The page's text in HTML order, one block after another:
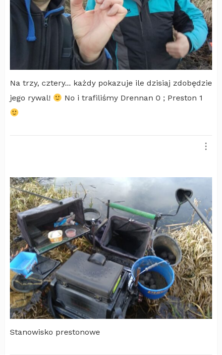
Na trzy, cztery... każdy pokazuje ile dzisiaj zdobędzie
jego rywal!
No i trafiliśmy Drennan 0 ; Preston 1
Stanowisko prestonowe